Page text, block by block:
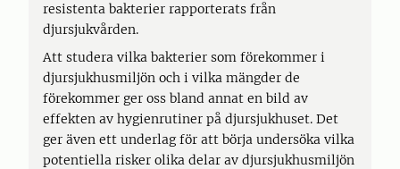
resistenta bakterier rapporterats från
djursjukvården.
Att studera vilka bakterier som förekommer i
djursjukhusmiljön och i vilka mängder de
förekommer ger oss bland annat en bild av
effekten av hygienrutiner på djursjukhuset. Det
ger även ett underlag för att börja undersöka vilka
potentiella risker olika delar av djursjukhusmiljön